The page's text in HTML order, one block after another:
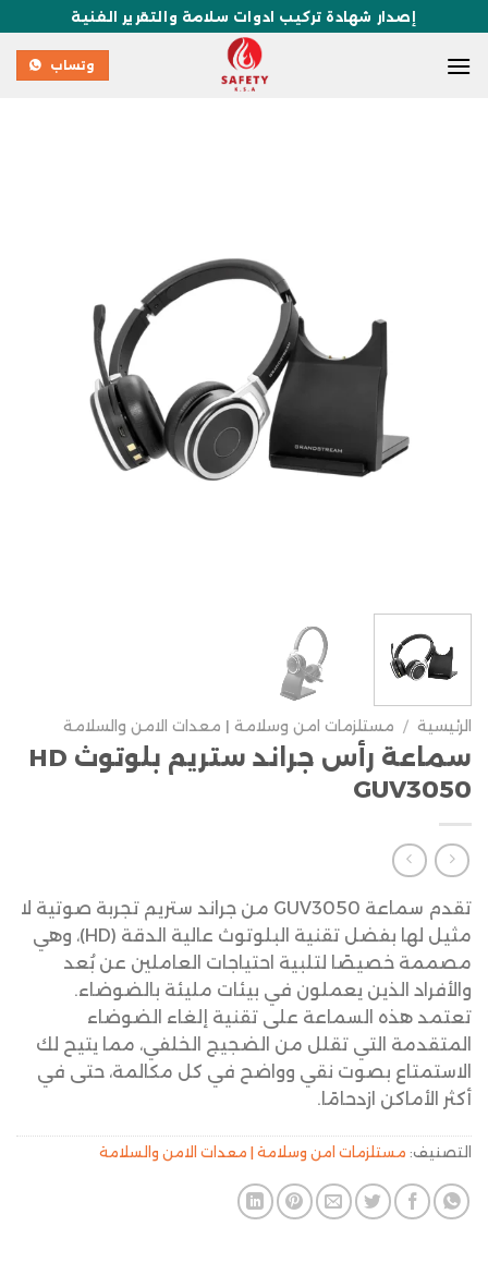
إصدار شهادة تركيب ادوات سلامة والتقرير الفنية
وتساب
الرئيسية / مستلزمات امن وسلامة | معدات الامن والسلامة
سماعة رأس جراند ستريم بلوتوث HD
GUV3050
تقدم سماعة GUV3050 من جراند ستريم تجربة صوتية لا
مثيل لها بفضل تقنية البلوتوث عالية الدقة (HD)، وهي
مصممة خصيصًا لتلبية احتياجات العاملين عن بُعد
والأفراد الذين يعملون في بيئات مليئة بالضوضاء.
تعتمد هذه السماعة على تقنية إلغاء الضوضاء
المتقدمة التي تقلل من الضجيج الخلفي، مما يتيح لك
الاستمتاع بصوت نقي وواضح في كل مكالمة، حتى في
أكثر الأماكن ازدحامًا.
التصنيف: مستلزمات امن وسلامة | معدات الامن والسلامة